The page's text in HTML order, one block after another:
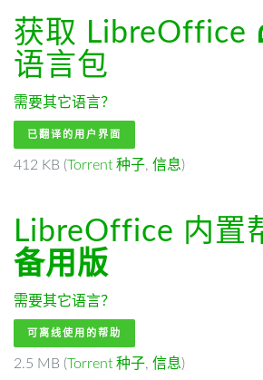
获取 LibreOffice
语言包
需要其它语言？
已翻译的用户界面
412 KB (Torrent 种子, 信息)
LibreOffice 内置
备用版
需要其它语言？
可离线使用的帮助
2.5 MB (Torrent 种子, 信息)